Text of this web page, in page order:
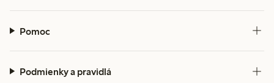
Pomoc
Podmienky a pravidlá